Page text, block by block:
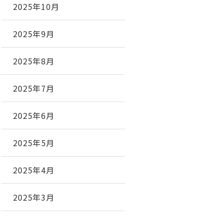
2025年10月
2025年9月
2025年8月
2025年7月
2025年6月
2025年5月
2025年4月
2025年3月